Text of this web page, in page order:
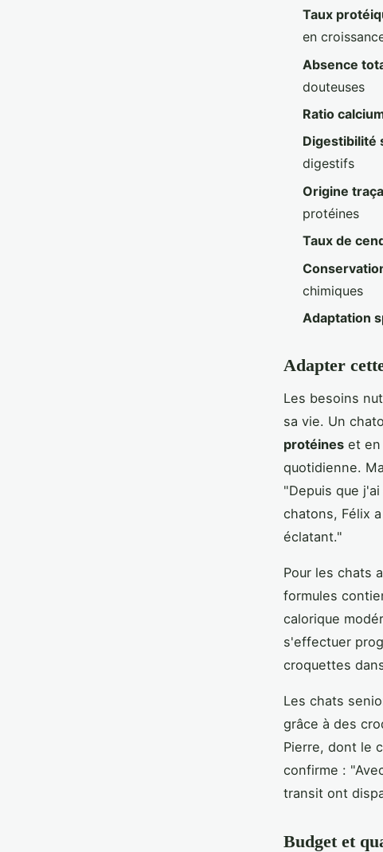
Taux
en
Absence
douteuses
Ratio
Digestibilité
digestifs
Origine
protéines
Taux de
chimiques
Adaptation
Adapter
Les besoins
sa vie. Un
protéines et en
quotidienne.
"Depuis que
chatons, Félix
éclatant."
Pour les chats
formules
calorique
s'effectuer
croquettes
Les chats
grâce à des
Pierre, dont le
confirme :
transit ont
Budget et